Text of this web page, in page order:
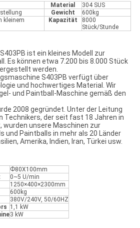
Material
304 SUS
Gewicht
600kg
kleinem
Kapazität
8000
Stück/Stunde
ist ein kleines Modell zur
Es können etwa 7.200 bis 8.000 Stück
werden.
S403PB verfügt über
und hochwertiges Material. Wir
und Paintball-Maschine gemäß den
2008 gegründet. Unter der Leitung
Technikers, der seit fast 18 Jahren in
unsere Maschinen zur
und Paintballs in mehr als 20 Länder
Amerika, Indien, Iran, Türkei usw.
Ф80X100mm
0~5 U/min
1250×400×2300mm
600kg
380V/240V, 50/60HZ
1,1 kW
3 kW